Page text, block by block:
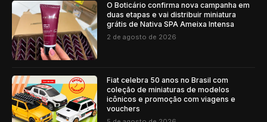
O Boticário confirma nova campanha em
duas etapas e vai distribuir miniatura
grátis de Nativa SPA Ameixa Intensa
2 de agosto de 2026
Fiat celebra 50 anos no Brasil com
coleção de miniaturas de modelos
icônicos e promoção com viagens e
vouchers